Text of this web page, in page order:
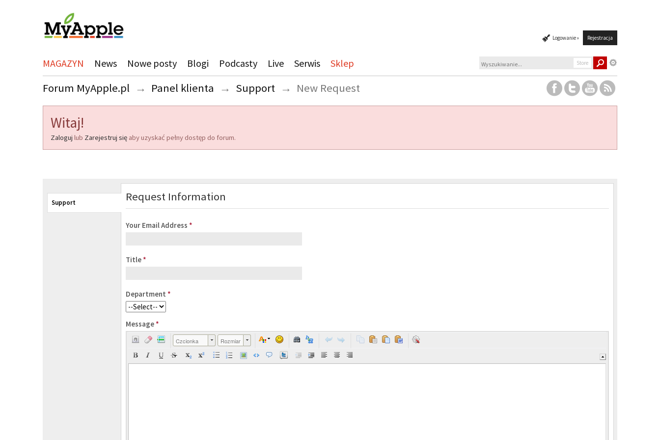
Logowanie » Rejestracja
MAGAZYN News Nowe posty Blogi Podcasty Live Serwis Sklep Store
Forum MyApple.pl → Panel klienta → Support → New Request
Witaj!
Zaloguj lub Zarejestruj się aby uzyskać pełny dostęp do forum.
Support Request Information
Your Email Address *
Title *
Department *
Message *
Czcionka Rozmiar